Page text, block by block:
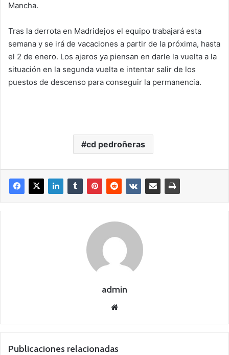
Mancha.
Tras la derrota en Madridejos el equipo trabajará esta
semana y se irá de vacaciones a partir de la próxima, hasta
el 2 de enero. Los ajeros ya piensan en darle la vuelta a la
situación en la segunda vuelta e intentar salir de los
puestos de descenso para conseguir la permanencia.
cd pedroñeras
admin
we
Publicaciones relacionadas